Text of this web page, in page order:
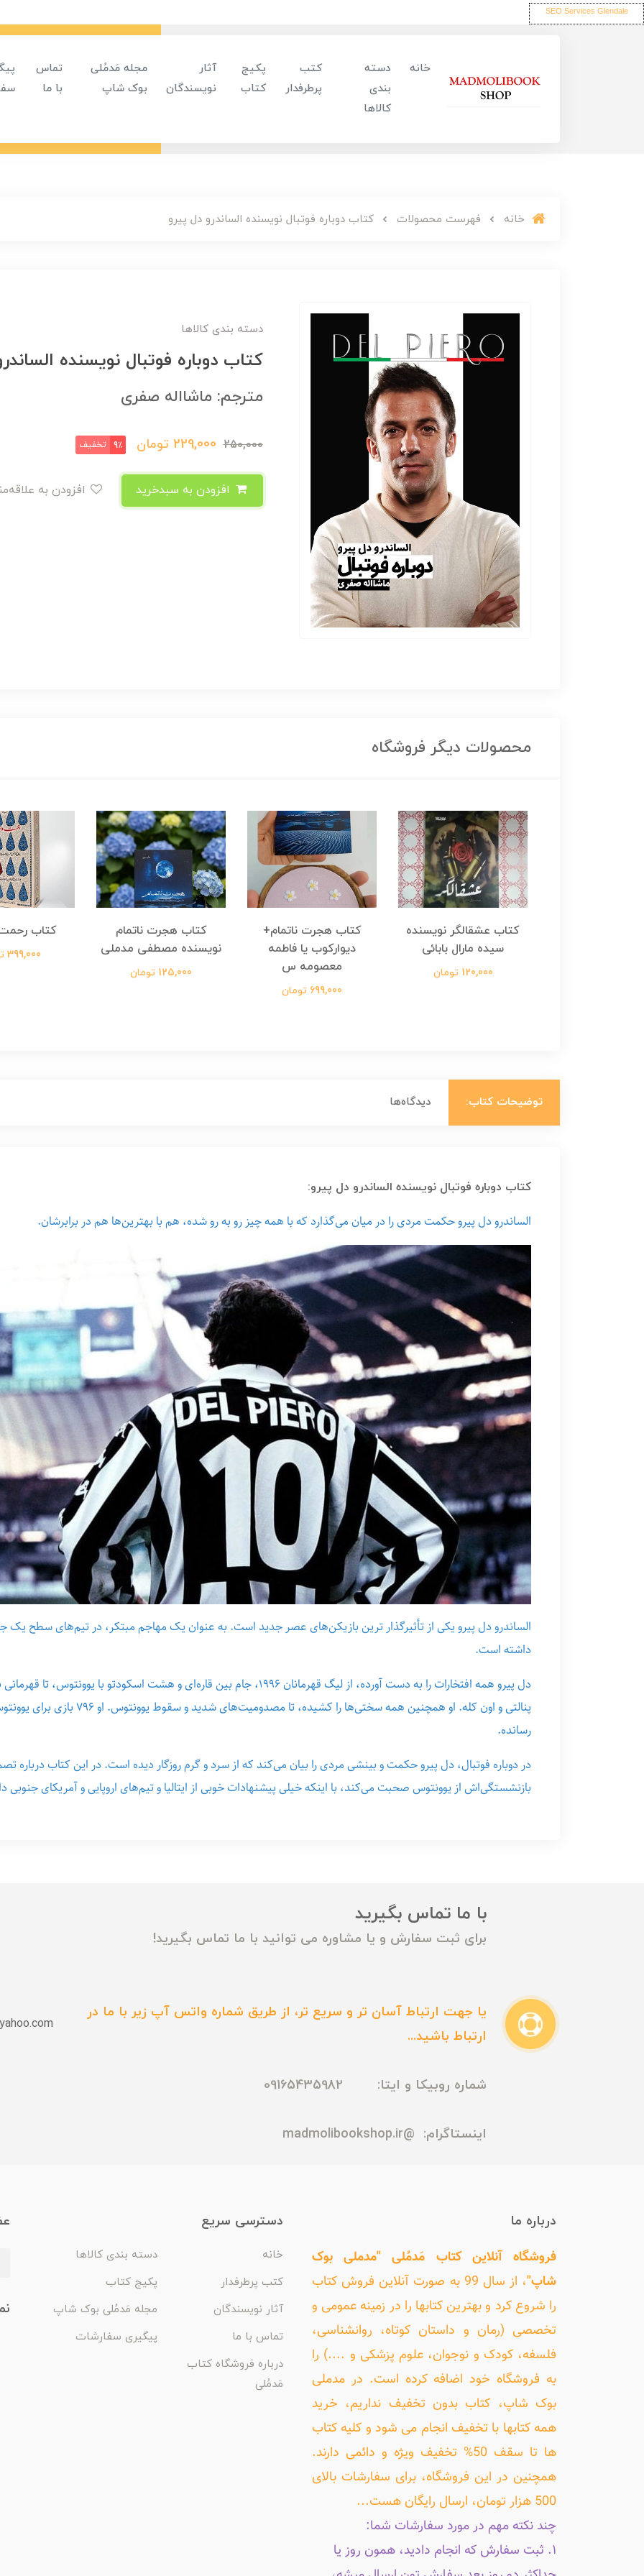
SEO Services Glendale
خانه
دسته
بندی
کالاها
کتب
پرطرفدار
پکیج
کتاب
آثار
نویسندگان
مجله مَدمُلی
بوک شاپ
تماس
با ما
خانه فهرست محصولات کتاب دوباره فوتبال نویسنده الساندرو دل پیرو
دسته بندی کالاها
کتاب دوباره فوتبال نویسنده
مترجم: ماشااله صفری
250,000
229,000 تومان 9٪ تخفیف
محصولات دیگر فروشگاه
کتاب عشقالگر نویسنده
سیده مارال بابائی
120,000 تومان
کتاب هجرت ناتمام+
دیوارکوب یا فاطمه
معصومه س
699,000 تومان
کتاب هجرت ناتمام
نویسنده مصطفی مدملی
125,000 تومان
کتاب
399,000 تومان
توضیحات کتاب: دیدگاه‌ها
کتاب دوباره فوتبال نویسنده الساندرو دل پیرو:
الساندرو دل پیرو حکمت مردی را در میان می‌گذارد که با همه چیز رو به رو شده، هم با بهترین‌ها هم در برابرشان.
الساندرو دل پیرو یکی از تأثیرگذار ترین بازیکن‌های عصر جدید است. به عنوان یک مهاجم مبتکر، در تیم‌های سطح یک
داشته است.
رسانده.
در دوباره فوتبال، دل پیرو حکمت و بینشی مردی را بیان می‌کند که از سرد و گرم روزگار دیده است. در این کتاب درباره
بازنشستگی‌اش از یوونتوس صحبت می‌کند، با اینکه خیلی پیشنهادات خوبی از ایتالیا و تیم‌های اروپایی و آمریکای
با ما تماس بگیرید
برای ثبت سفارش و یا مشاوره می توانید با ما تماس بگیرید!
یا جهت ارتباط آسان تر و سریع تر، از طریق شماره واتس آپ زیر با ما در
ارتباط باشید...
شماره روبیکا و ایتا: 09165435982
اینستاگرام: @madmolibookshop.ir
درباره ما
فروشگاه آنلاین کتاب مَدمُلی "مدملی بوک
شاپ"
، از سال 99 به صورت آنلاین فروش کتاب
را شروع کرد و بهترین کتابها را در زمینه عمومی و
تخصصی (رمان و داستان کوتاه، روانشناسی،
فلسفه، کودک و نوجوان، علوم پزشکی و ....) را
به فروشگاه خود اضافه کرده است. در مدملی
بوک شاپ، کتاب بدون تخفیف نداریم، خرید
همه کتابها با تخفیف انجام می شود و کلیه کتاب
ها تا سقف 50% تخفیف ویژه و دائمی دارند.
همچنین در این فروشگاه، برای سفارشات بالای
500 هزار تومان، ارسال رایگان هست...
چند نکته مهم در مورد سفارشات شما:
۱. ثبت سفارش که انجام دادید، همون روز یا
دسترسی سریع
خانه
دسته بندی کالاها
کتب پرطرفدار
پکیج کتاب
آثار نویسندگان
مجله مَدمُلی بوک شاپ
تماس با ما
پیگیری سفارشات
درباره فروشگاه کتاب
مَدمُلی